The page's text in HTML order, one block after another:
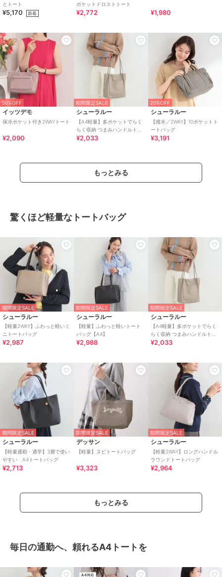
とトート
¥5,170 新着
ポケットドロストトート
¥2,772 ¥1,980
50%OFF
イッツデモ
保冷ポケット付き2WAYトート
¥2,090
期間限定SALE
シューラルー
【A4軽量】多ポケットでらく
らく収納 つまみハンドルトー
トバッグ
¥2,033
20%OFF
シューラルー
【撥水／2WAY】10ポケットト
ートバッグ
¥3,191
もっとみる
驚くほど軽量なトートバッグ
期間限定SALE
シューラルー
【軽量2WAY】ふわっと軽いミ
ニトートバッグ
¥2,987
期間限定SALE
シューラルー
【軽量】ふわっと軽いトート
バッグ【A4】
¥2,988
期間限定SALE
シューラルー
【A4軽量】多ポケットでらく
らく収納 つまみハンドルトー
トバッグ
¥2,033
期間限定SALE
シューラルー
【軽量通勤・通学】3層で使い
やすい A4トートバッグ
¥2,713
期間限定SALE
デッサン
【軽量】ヌビトートバッグ
¥3,323
期間限定SALE
シューラルー
【軽量2WAY】ロングハンドル
ラウンドトートバッグ
¥2,964
もっとみる
毎日の通勤へ、頼れるA4トートを